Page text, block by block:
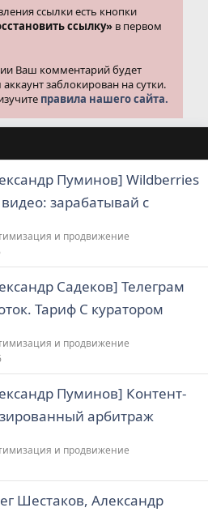
ссылки есть кнопки
ссылку» в первом
Ваш комментарий будет
заблокирован на сутки.
правила нашего сайта.
Пуминов] Wildberries
зарабатывай с
и продвижение
Садеков] Телеграм
Тариф С куратором
и продвижение
Пуминов] Контент-
арбитраж
и продвижение
Шестаков, Александр